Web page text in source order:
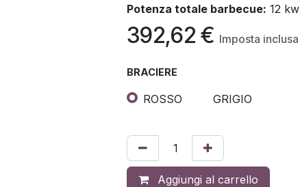
Potenza totale barbecue: 12 kw
392,62 € Imposta inclusa
BRACIERE
ROSSO GRIGIO
Aggiungi al carrello